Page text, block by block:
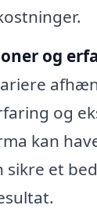
og
og
kan
sikre et